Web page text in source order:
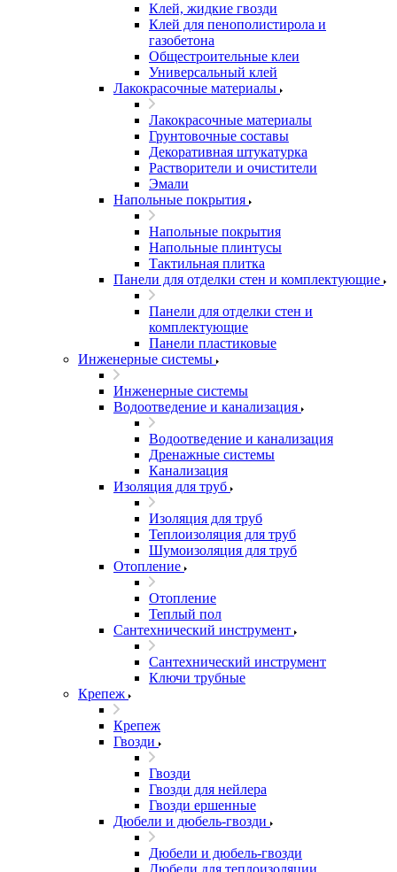
Клей, жидкие гвозди
Клей для пенополистирола и
газобетона
Общестроительные клеи
Универсальный клей
Лакокрасочные материалы
Лакокрасочные материалы
Грунтовочные составы
Декоративная штукатурка
Растворители и очистители
Эмали
Напольные покрытия
Напольные покрытия
Напольные плинтусы
Тактильная плитка
Панели для отделки стен и комплектующие
Панели для отделки стен и
комплектующие
Панели пластиковые
Инженерные системы
Инженерные системы
Водоотведение и канализация
Водоотведение и канализация
Дренажные системы
Канализация
Изоляция для труб
Изоляция для труб
Теплоизоляция для труб
Шумоизоляция для труб
Отопление
Отопление
Теплый пол
Сантехнический инструмент
Сантехнический инструмент
Ключи трубные
Крепеж
Крепеж
Гвозди
Гвозди
Гвозди для нейлера
Гвозди ершенные
Дюбели и дюбель-гвозди
Дюбели и дюбель-гвозди
Дюбели для теплоизоляции